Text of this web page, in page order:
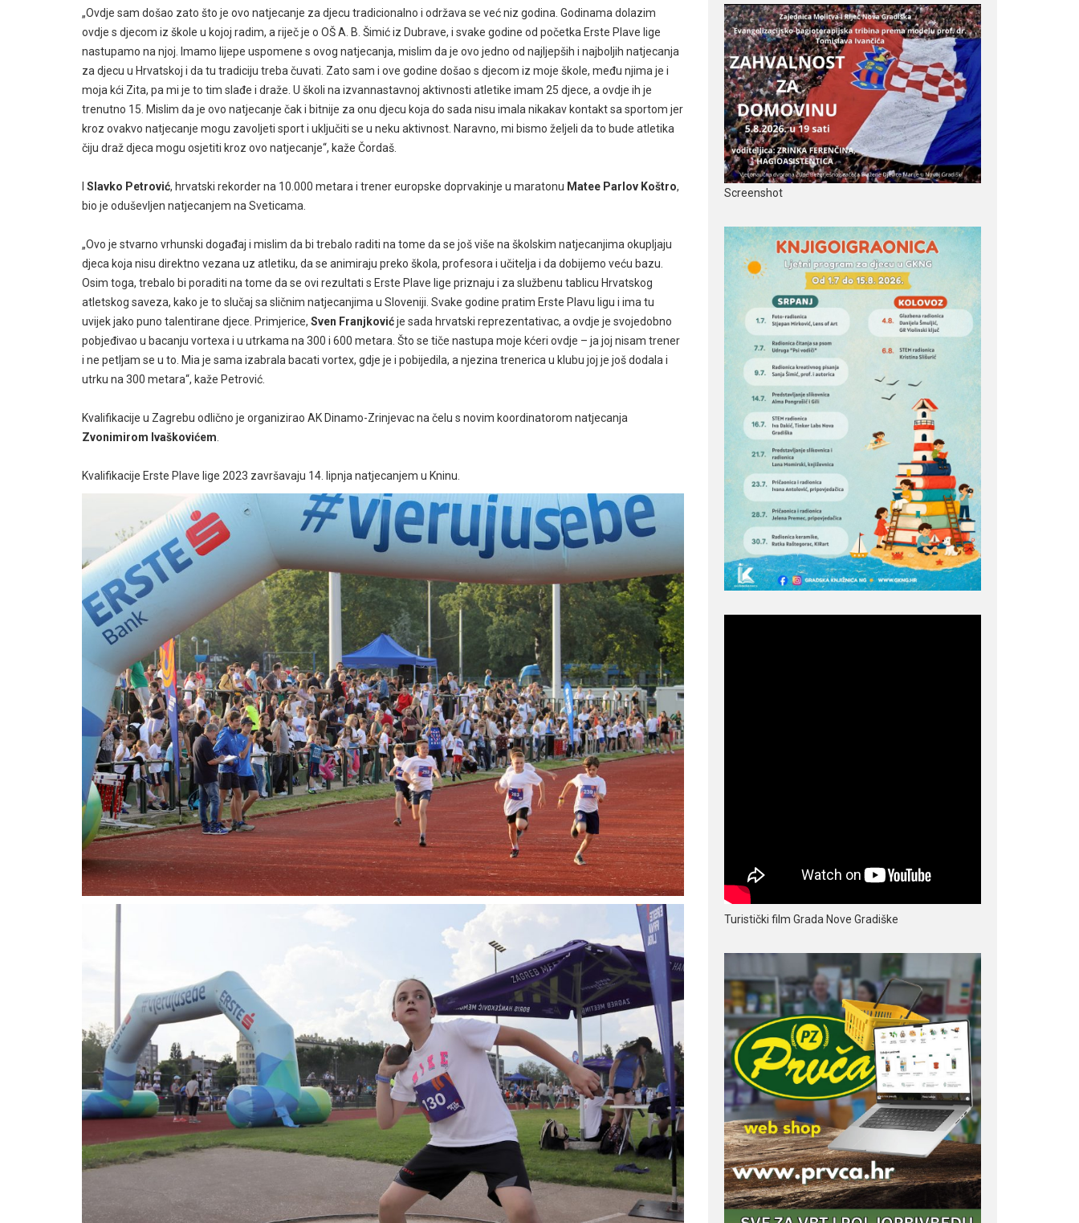
„Ovdje sam došao zato što je ovo natjecanje za djecu tradicionalno i održava se već niz godina. Godinama dolazim
ovdje s djecom iz škole u kojoj radim, a riječ je o OŠ A. B. Šimić iz Dubrave, i svake godine od početka Erste Plave lige
nastupamo na njoj. Imamo lijepe uspomene s ovog natjecanja, mislim da je ovo jedno od najljepših i najboljih natjecanja
za djecu u Hrvatskoj i da tu tradiciju treba čuvati. Zato sam i ove godine došao s djecom iz moje škole, među njima je i
moja kći Zita, pa mi je to tim slađe i draže. U školi na izvannastavnoj aktivnosti atletike imam 25 djece, a ovdje ih je
trenutno 15. Mislim da je ovo natjecanje čak i bitnije za onu djecu koja do sada nisu imala nikakav kontakt sa sportom jer
kroz ovakvo natjecanje mogu zavoljeti sport i uključiti se u neku aktivnost. Naravno, mi bismo željeli da to bude atletika
čiju draž djeca mogu osjetiti kroz ovo natjecanje“, kaže Čordaš.
Slavko Petrović, hrvatski rekorder na 10.000 metara i trener europske doprvakinje u maratonu Matee Parlov Koštro,
bio je oduševljen natjecanjem na Sveticama.
„Ovo je stvarno vrhunski događaj i mislim da bi trebalo raditi na tome da se još više na školskim natjecanjima okupljaju
djeca koja nisu direktno vezana uz atletiku, da se animiraju preko škola, profesora i učitelja i da dobijemo veću bazu.
Osim toga, trebalo bi poraditi na tome da se ovi rezultati s Erste Plave lige priznaju i za službenu tablicu Hrvatskog
atletskog saveza, kako je to slučaj sa sličnim natjecanjima u Sloveniji. Svake godine pratim Erste Plavu ligu i ima tu
uvijek jako puno talentirane djece. Primjerice, Sven Franjkovićje sada hrvatski reprezentativac, a ovdje je svojedobno
pobjeđivao u bacanju vortexa i u utrkama na 300 i 600 metara. Što se tiče nastupa moje kćeri ovdje – ja joj nisam trener
i ne petljam se u to. Mia je sama izabrala bacati vortex, gdje je i pobijedila, a njezina trenerica u klubu joj je još dodala i
utrku na 300 metara“, kaže Petrović.
Kvalifikacije u Zagrebu odlično je organizirao AK Dinamo-Zrinjevac na čelu s novim koordinatorom natjecanja
Zvonimirom Ivaškovićem.
Kvalifikacije Erste Plave lige 2023 završavaju 14. lipnja natjecanjem u Kninu.
Screenshot
Turistički film Grada Nove Gradiške